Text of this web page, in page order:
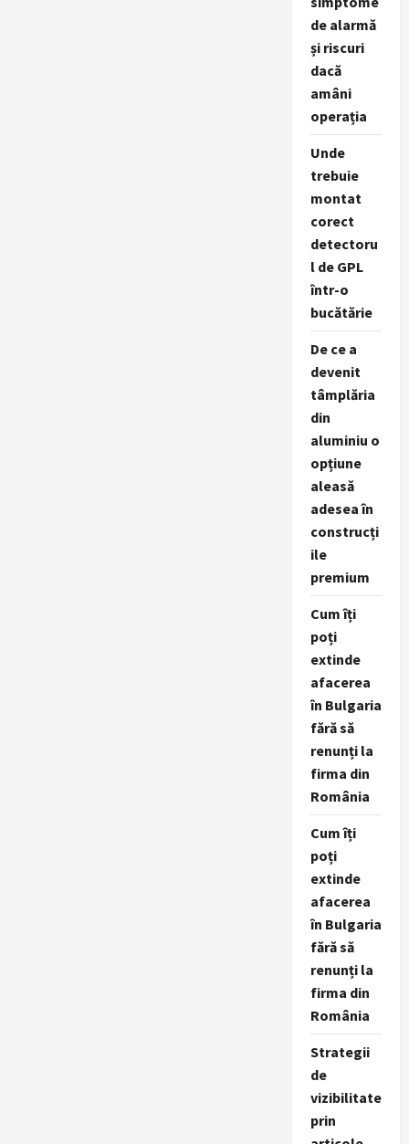
de alarmă
și riscuri
dacă
amâni
operația
Unde
trebuie
montat
corect
detectoru
l de GPL
într-o
bucătărie
De ce a
devenit
tâmplăria
din
aluminiu o
opțiune
aleasă
adesea în
construcți
ile
premium
Cum îți
poți
extinde
afacerea
în Bulgaria
fără să
renunți la
firma din
România
Cum îți
poți
extinde
afacerea
în Bulgaria
fără să
renunți la
firma din
România
Strategii
de
vizibilitate
prin